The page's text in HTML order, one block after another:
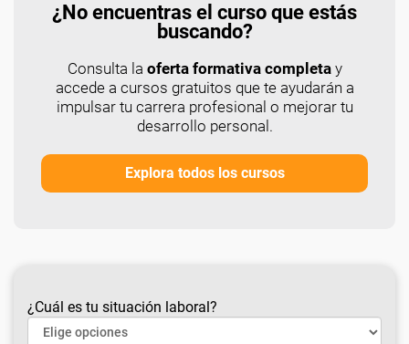
¿No encuentras el curso que estás
buscando?
Consulta la oferta formativa completay
accede a cursos gratuitos que te ayudarán a
impulsar tu carrera profesional o mejorar tu
desarrollo personal.
Explora todos los cursos
¿Cuál es tu situación laboral?